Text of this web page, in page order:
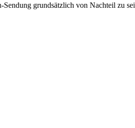
grundsätzlich von Nachteil zu